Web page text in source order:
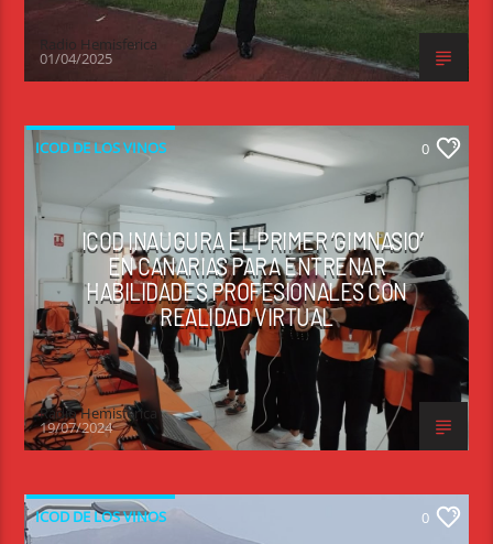
Radio Hemisferica
01/04/2025
ICOD DE LOS VINOS 0
ICOD INAUGURA EL PRIMER ‘GIMNASIO’
EN CANARIAS PARA ENTRENAR
HABILIDADES PROFESIONALES CON
REALIDAD VIRTUAL
Radio Hemisferica
19/07/2024
ICOD DE LOS VINOS 0